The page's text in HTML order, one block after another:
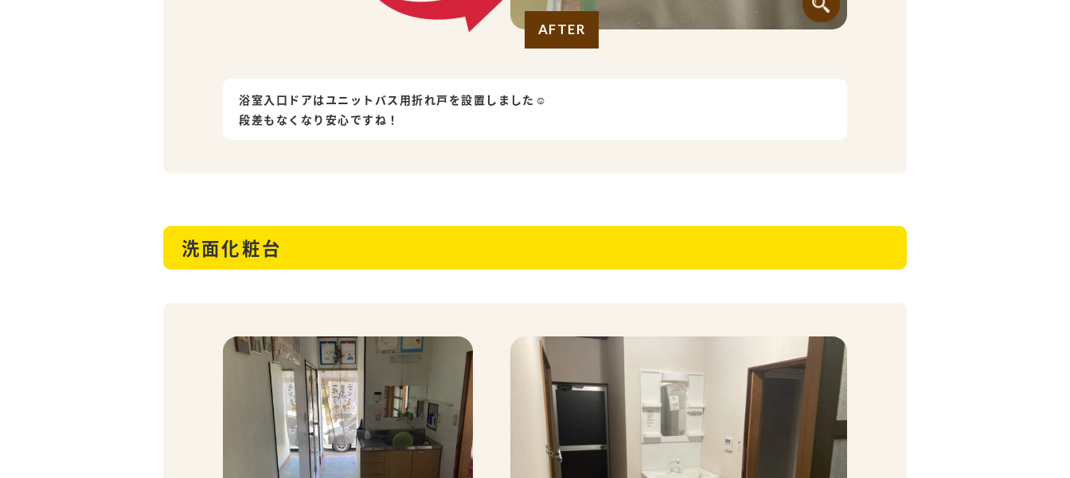
AFTER
浴室入口ドアはユニットバス用折れ戸を設置しました☺
段差もなくなり安心ですね！
洗面化粧台